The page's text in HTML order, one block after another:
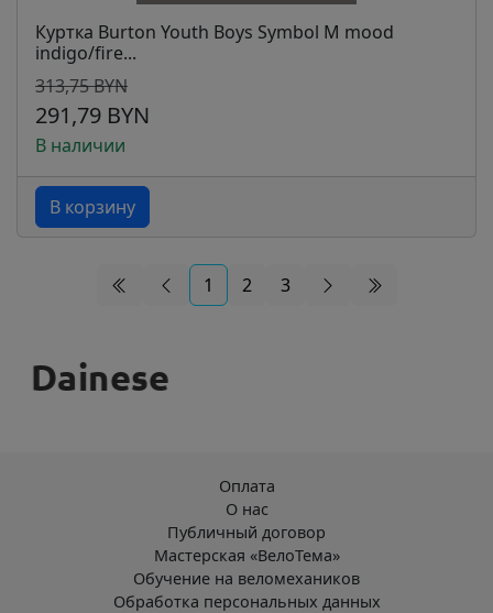
Куртка Burton Youth Boys Symbol M mood
indigo/fire...
313,75 BYN
291,79 BYN
В наличии
В корзину
1 2 3
Оплата
О нас
Публичный договор
Мастерская «ВелоТема»
Обучение на веломехаников
Обработка персональных данных